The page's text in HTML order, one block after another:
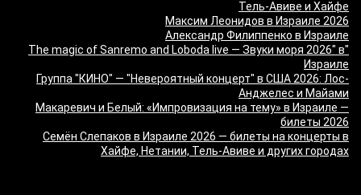
Тель-Авиве и Хайфе
Максим Леонидов в Израиле 2026
Александр Филиппенко в Израиле
"The magic of Sanremo and Loboda live — Звуки моря 2026" в
Израиле
Группа "КИНО" — "Невероятный концерт" в США 2026: Лос-
Анджелес и Майами
Макаревич и Белый: «Импровизация на тему» в Израиле —
билеты 2026
Семён Слепаков в Израиле 2026 — билеты на концерты в
Хайфе, Нетании, Тель-Авиве и других городах